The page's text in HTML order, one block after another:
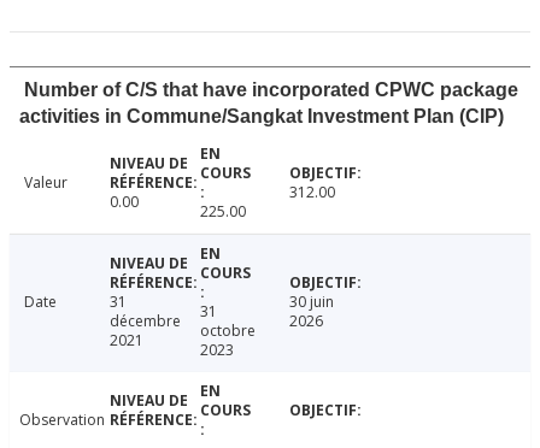
Number of C/S that have incorporated CPWC package
activities in Commune/Sangkat Investment Plan (CIP)
Valeur
0.00
225.00
312.00
Date
31
décembre
2021
31
octobre
2023
30 juin
2026
Observation